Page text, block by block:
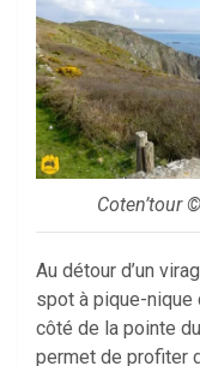
Coten’tour
Au détour d’un
spot à pique-nique
côté de la pointe
permet de profiter